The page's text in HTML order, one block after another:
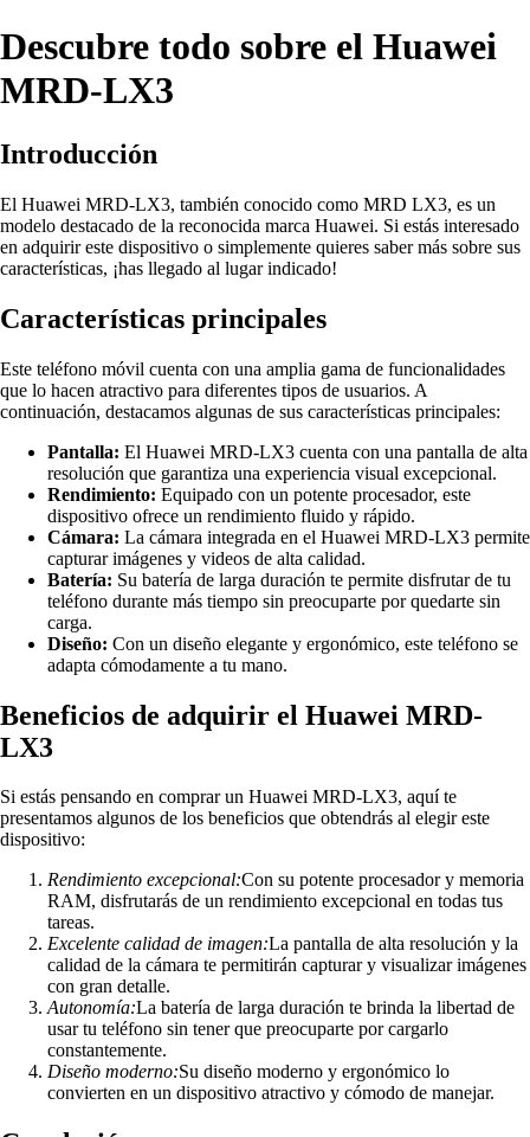
Descubre todo sobre el Huawei
MRD-LX3
Introducción
El Huawei MRD-LX3, también conocido como MRD LX3, es un
modelo destacado de la reconocida marca Huawei. Si estás interesado
en adquirir este dispositivo o simplemente quieres saber más sobre sus
características, ¡has llegado al lugar indicado!
Características principales
Este teléfono móvil cuenta con una amplia gama de funcionalidades
que lo hacen atractivo para diferentes tipos de usuarios. A
continuación, destacamos algunas de sus características principales:
Pantalla: El Huawei MRD-LX3 cuenta con una pantalla de alta
resolución que garantiza una experiencia visual excepcional.
Rendimiento: Equipado con un potente procesador, este
dispositivo ofrece un rendimiento fluido y rápido.
Cámara: La cámara integrada en el Huawei MRD-LX3 permite
capturar imágenes y videos de alta calidad.
Batería: Su batería de larga duración te permite disfrutar de tu
teléfono durante más tiempo sin preocuparte por quedarte sin
carga.
Diseño: Con un diseño elegante y ergonómico, este teléfono se
adapta cómodamente a tu mano.
Beneficios de adquirir el Huawei MRD-
LX3
Si estás pensando en comprar un Huawei MRD-LX3, aquí te
presentamos algunos de los beneficios que obtendrás al elegir este
dispositivo:
Rendimiento excepcional:Con su potente procesador y memoria
RAM, disfrutarás de un rendimiento excepcional en todas tus
tareas.
Excelente calidad de imagen:La pantalla de alta resolución y la
calidad de la cámara te permitirán capturar y visualizar imágenes
con gran detalle.
Autonomía:La batería de larga duración te brinda la libertad de
usar tu teléfono sin tener que preocuparte por cargarlo
constantemente.
Diseño moderno:Su diseño moderno y ergonómico lo
convierten en un dispositivo atractivo y cómodo de manejar.